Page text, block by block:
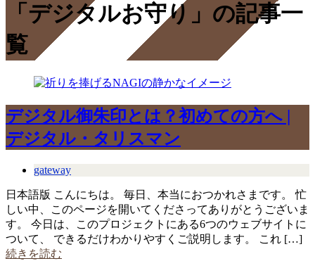
「デジタルお守り」の記事一
覧
デジタル御朱印とは？初めての方へ |
デジタル・タリスマン
gateway
日本語版 こんにちは。 毎日、本当におつかれさまです。 忙
しい中、このページを開いてくださってありがとうございま
す。 今日は、このプロジェクトにある6つのウェブサイトに
ついて、 できるだけわかりやすくご説明します。 これ […]
続きを読む